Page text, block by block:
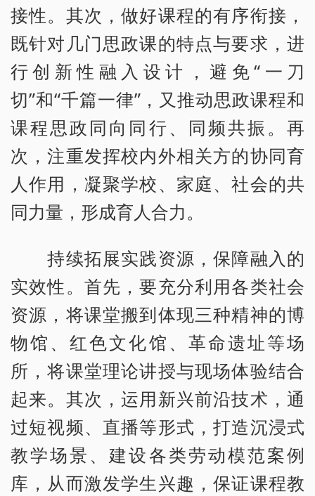
接性。其次，做好课程的有序衔接，
既针对几门思政课的特点与要求，进
行创新性融入设计，避免“一刀
切”和“千篇一律”，又推动思政课程和
课程思政同向同行、同频共振。再
次，注重发挥校内外相关方的协同育
人作用，凝聚学校、家庭、社会的共
同力量，形成育人合力。
持续拓展实践资源，保障融入的
实效性。首先，要充分利用各类社会
资源，将课堂搬到体现三种精神的博
物馆、红色文化馆、革命遗址等场
所，将课堂理论讲授与现场体验结合
起来。其次，运用新兴前沿技术，通
过短视频、直播等形式，打造沉浸式
教学场景、建设各类劳动模范案例
库，从而激发学生兴趣，保证课程教